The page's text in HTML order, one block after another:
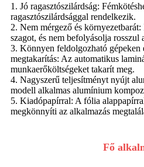
1. Jó ragasztószilárdság:
ragasztószilárdsággal rendelkezik.
2. Nem mérgező és
szagot, és nem befolyásolja rosszul
3. Könnyen feldolgozható gépeken
megtakarítás: Az automatikus
munkaerőköltségeket takarít meg.
4. Nagyszerű teljesítményt nyújt
modell alkalmas alumínium
5. Kiadópapírral: A fólia
megkönnyíti az alkalmazás
Fő